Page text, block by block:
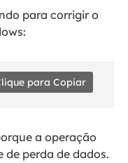
para corrigir o
para Copiar
a operação
perda de dados.